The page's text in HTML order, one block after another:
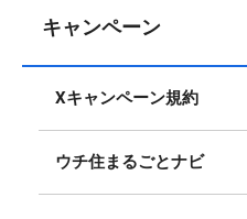
キャンペーン
Xキャンペーン規約
ウチ住まるごとナビ